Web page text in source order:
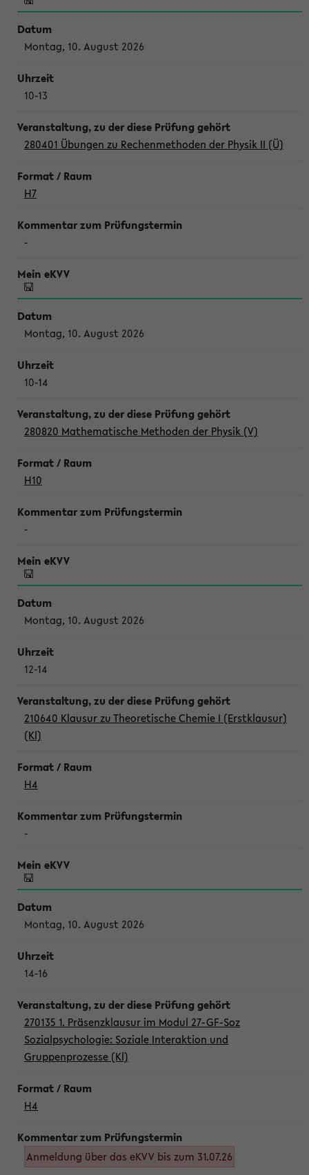
Montag, 10. August 2026
10-13
280401 Übungen zu Rechenmethoden der Physik II (Ü)
H7
-
Montag, 10. August 2026
10-14
280820 Mathematische Methoden der Physik (V)
H10
-
Montag, 10. August 2026
12-14
210640 Klausur zu Theoretische Chemie I (Erstklausur)
(Kl)
H4
-
Montag, 10. August 2026
14-16
270135 1. Präsenzklausur im Modul 27-GF-Soz
Sozialpsychologie: Soziale Interaktion und
Gruppenprozesse (Kl)
H4
Anmeldung über das eKVV bis zum 31.07.26